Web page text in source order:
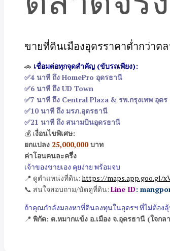
ขายที่ดินเมืองอุดรราคาต่ำกว่าต
🚗 เชื่อมต่อทุกจุดสำคัญ (ขับรถเพียง):
✅4 นาที ถึง HomePro อุดรธานี
✅6 นาที ถึง UD Town
✅7 นาที ถึง Central Plaza & รพ.กรุงเทพ อุดร
✅10 นาที ถึง มรภ.อุดรธานี
✅21 นาที ถึง สนามบินอุดรธานี
💰 เงื่อนไขพิเศษ:
ยกแปลง 25,000,000บาท
ค่าโอนคนละครึ่ง
เจ้าของขายเอง คุยง่าย พร้อมจบ
📍 ดูตำแหน่งที่ดิน: https://maps.app.goo.gl/
📞 สนใจสอบถาม/นัดดูที่ดิน: Line ID:
ถ้าคุณกำลังมองหาที่ดินลงทุนในอุดรฯ ที่ไม่ต้องลุ้
📍 พิกัด: ต.หมากแข้ง อ.เมือง จ.อุดรธานี (ใจก